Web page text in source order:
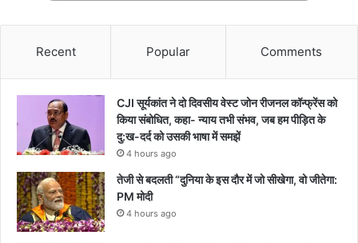
Recent Popular Comments
CJI सूर्यकांत ने दो दिवसीय वेस्ट जोन रीजनल कॉन्फ्रेंस को
किया संबोधित, कहा- न्याय तभी संभव, जब हम पीड़ित के
दु:ख-दर्द को उसकी भाषा में समझें
4 hours ago
तेजी से बदलती “दुनिया के इस दौर में जो सीखेगा, वो जीतेगा:
PM मोदी
4 hours ago